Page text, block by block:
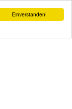
Einverstanden!